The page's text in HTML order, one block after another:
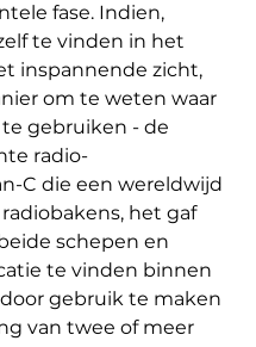
fase. Indien,
te vinden in het
inspannende zicht,
om te weten waar
te gebruiken - de
radio-
C die een wereldwijd
het gaf
schepen en
te vinden binnen
gebruik te maken
van twee of meer